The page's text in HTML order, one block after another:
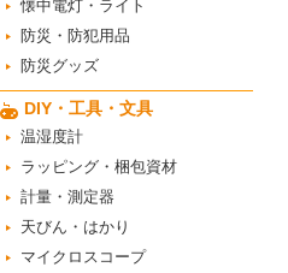
懐中電灯・ライト
防災・防犯用品
防災グッズ
DIY・工具・文具
温湿度計
ラッピング・梱包資材
計量・測定器
天びん・はかり
マイクロスコープ